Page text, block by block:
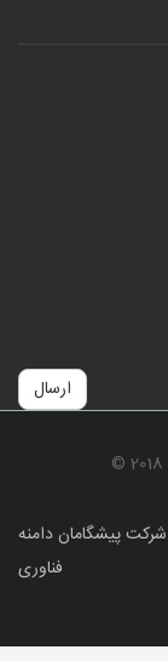
ارسال
© 2018
شرکت پیشگامان دامنه
فناوری